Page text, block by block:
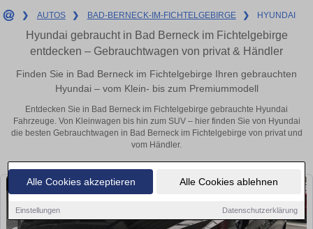
Alle Cookies akzeptieren Alle Cookies ablehnen
Einstellungen Datenschutzerklärung
❯ AUTOS ❯ BAD-BERNECK-IM-FICHTELGEBIRGE ❯ HYUNDAI
Hyundai gebraucht in Bad Berneck im Fichtelgebirge
entdecken – Gebrauchtwagen von privat & Händler
Finden Sie in Bad Berneck im Fichtelgebirge Ihren gebrauchten
Hyundai – vom Klein- bis zum Premiummodell
Entdecken Sie in Bad Berneck im Fichtelgebirge gebrauchte Hyundai
Fahrzeuge. Von Kleinwagen bis hin zum SUV – hier finden Sie von Hyundai
die besten Gebrauchtwagen in Bad Berneck im Fichtelgebirge von privat und
vom Händler.